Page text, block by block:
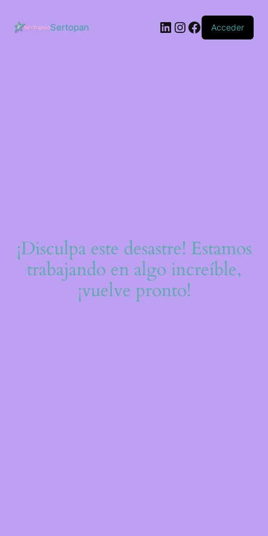
contenido
Sertopan LinkedIn
Instagram
Facebook
Acceder
¡Disculpa este desastre! Estamos
trabajando en algo increíble,
¡vuelve pronto!